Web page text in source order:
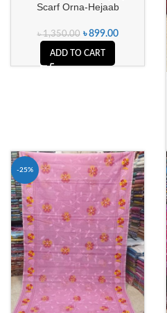
Scarf Orna-Hejaab
৳1,350.00 ৳899.00
ADD TO CART
-25%